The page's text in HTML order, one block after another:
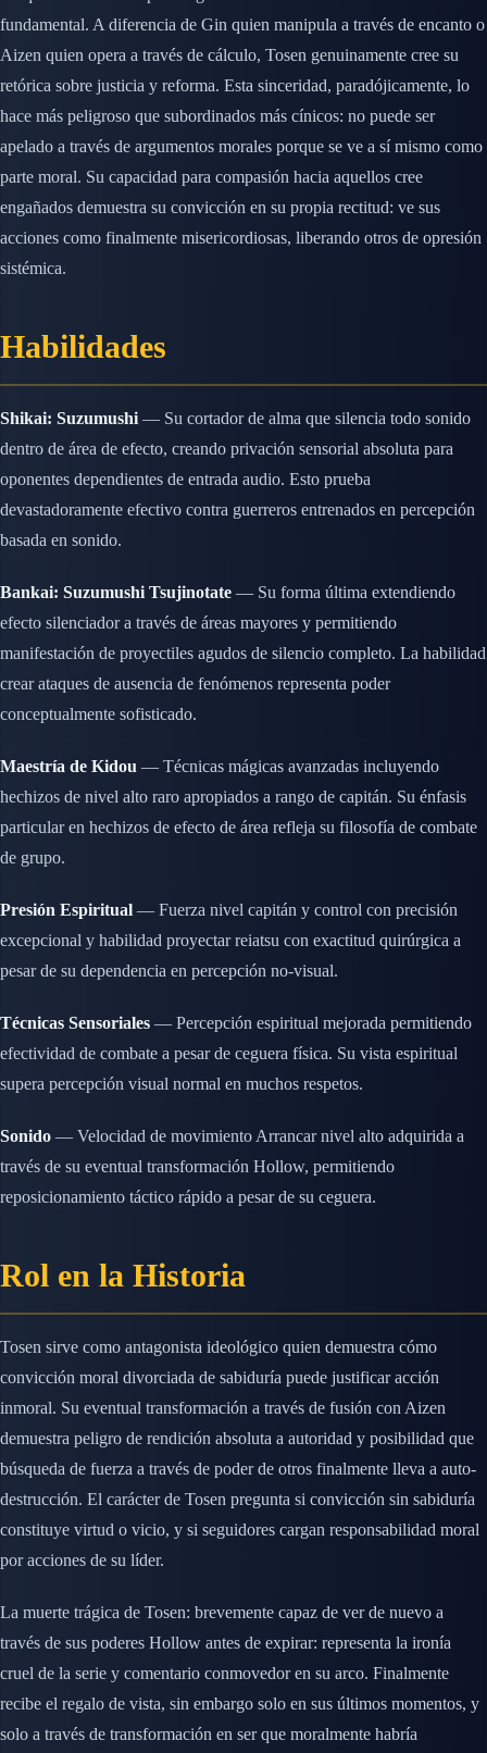
fundamental. A diferencia de Gin quien manipula a través de encanto o
Aizen quien opera a través de cálculo, Tosen genuinamente cree su
retórica sobre justicia y reforma. Esta sinceridad, paradójicamente, lo
hace más peligroso que subordinados más cínicos: no puede ser
apelado a través de argumentos morales porque se ve a sí mismo como
parte moral. Su capacidad para compasión hacia aquellos cree
engañados demuestra su convicción en su propia rectitud: ve sus
acciones como finalmente misericordiosas, liberando otros de opresión
sistémica.
Habilidades
Shikai: Suzumushi — Su cortador de alma que silencia todo sonido
dentro de área de efecto, creando privación sensorial absoluta para
oponentes dependientes de entrada audio. Esto prueba
devastadoramente efectivo contra guerreros entrenados en percepción
basada en sonido.
Bankai: Suzumushi Tsujinotate — Su forma última extendiendo
efecto silenciador a través de áreas mayores y permitiendo
manifestación de proyectiles agudos de silencio completo. La habilidad
crear ataques de ausencia de fenómenos representa poder
conceptualmente sofisticado.
Maestría de Kidou — Técnicas mágicas avanzadas incluyendo
hechizos de nivel alto raro apropiados a rango de capitán. Su énfasis
particular en hechizos de efecto de área refleja su filosofía de combate
de grupo.
Presión Espiritual — Fuerza nivel capitán y control con precisión
excepcional y habilidad proyectar reiatsu con exactitud quirúrgica a
pesar de su dependencia en percepción no-visual.
Técnicas Sensoriales — Percepción espiritual mejorada permitiendo
efectividad de combate a pesar de ceguera física. Su vista espiritual
supera percepción visual normal en muchos respetos.
Sonido — Velocidad de movimiento Arrancar nivel alto adquirida a
través de su eventual transformación Hollow, permitiendo
reposicionamiento táctico rápido a pesar de su ceguera.
Rol en la Historia
Tosen sirve como antagonista ideológico quien demuestra cómo
convicción moral divorciada de sabiduría puede justificar acción
inmoral. Su eventual transformación a través de fusión con Aizen
demuestra peligro de rendición absoluta a autoridad y posibilidad que
búsqueda de fuerza a través de poder de otros finalmente lleva a auto-
destrucción. El carácter de Tosen pregunta si convicción sin sabiduría
constituye virtud o vicio, y si seguidores cargan responsabilidad moral
por acciones de su líder.
La muerte trágica de Tosen: brevemente capaz de ver de nuevo a
través de sus poderes Hollow antes de expirar: representa la ironía
cruel de la serie y comentario conmovedor en su arco. Finalmente
recibe el regalo de vista, sin embargo solo en sus últimos momentos, y
solo a través de transformación en ser que moralmente habría